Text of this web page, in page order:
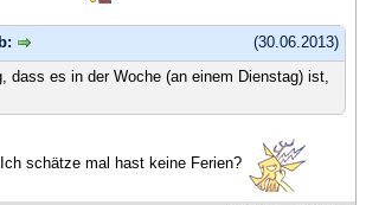
(30.06.2013)
dass es in der Woche (an einem Dienstag) ist,
schätze mal hast keine Ferien?